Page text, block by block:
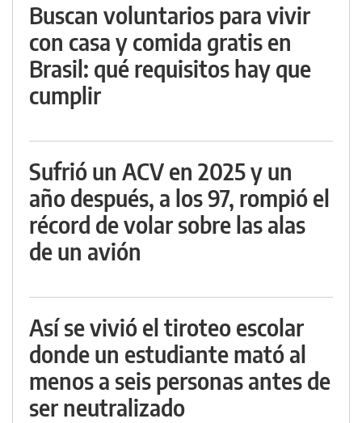
Buscan voluntarios para vivir
con casa y comida gratis en
Brasil: qué requisitos hay que
cumplir
Sufrió un ACV en 2025 y un
año después, a los 97, rompió el
récord de volar sobre las alas
de un avión
Así se vivió el tiroteo escolar
donde un estudiante mató al
menos a seis personas antes de
ser neutralizado